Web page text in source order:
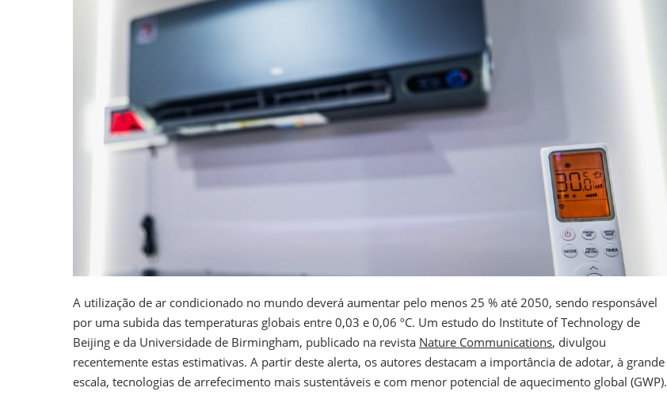
A utilização de ar condicionado no mundo deverá aumentar pelo menos 25 % até 2050, sendo responsável
por uma subida das temperaturas globais entre 0,03 e 0,06 ºC. Um estudo do Institute of Technology de
Beijing e da Universidade de Birmingham, publicado na revista Nature Communications, divulgou
recentemente estas estimativas. A partir deste alerta, os autores destacam a importância de adotar, à grande
escala, tecnologias de arrefecimento mais sustentáveis e com menor potencial de aquecimento global (GWP).